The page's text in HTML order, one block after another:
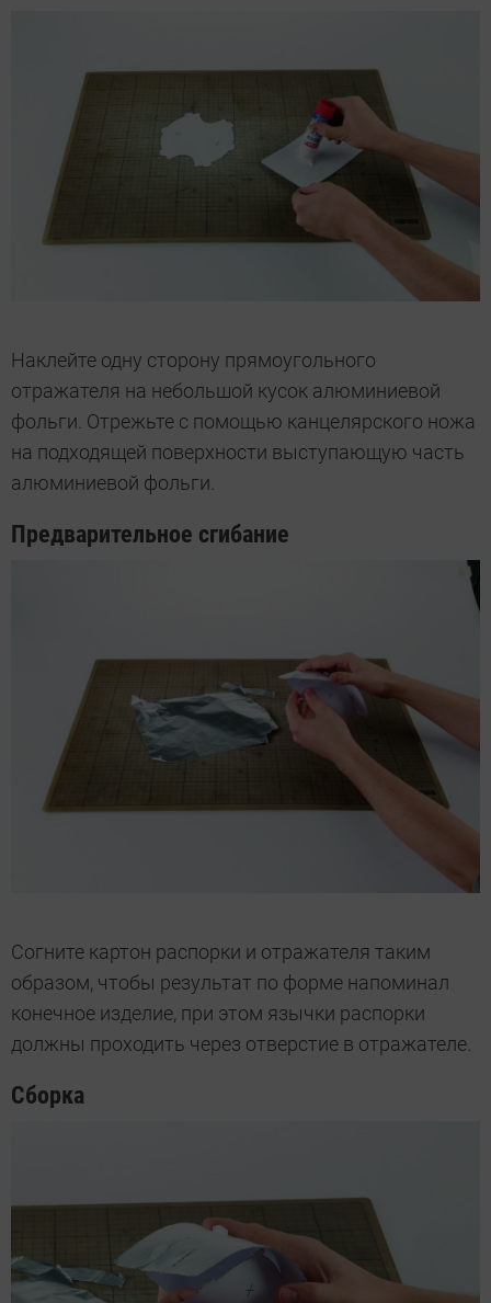
Наклейте одну сторону прямоугольного
отражателя на небольшой кусок алюминиевой
фольги. Отрежьте с помощью канцелярского ножа
на подходящей поверхности выступающую часть
алюминиевой фольги.
Предварительное сгибание
Согните картон распорки и отражателя таким
образом, чтобы результат по форме напоминал
конечное изделие, при этом язычки распорки
должны проходить через отверстие в отражателе.
Сборка